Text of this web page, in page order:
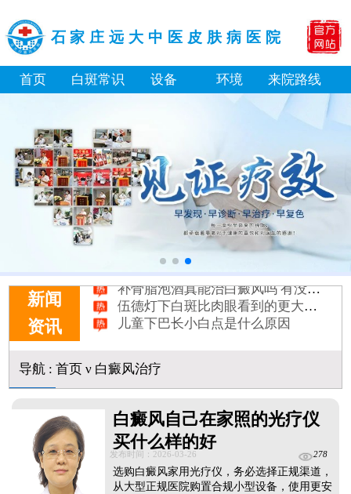
石家庄远大中医皮肤病医院
首页 白斑常识 设备 环境 来院路线
新闻
资讯
补骨脂泡酒真能治白癜风吗 有没有副作用
伍德灯下白斑比肉眼看到的更大正常吗
儿童下巴长小白点是什么原因
芦可替尼和他克莫司哪个治白癜风好
白斑摸着光滑边界清晰有可能是哪种皮肤病
白癜风长期用激素药膏会有副作用吗
脸上长了小白点是什么情况
白癜风用芦可替尼乳膏多久能恢复正常色
导航: 首页ν 白癜风治疗
白癜风自己在家照的光疗仪
买什么样的好
发布时间：2026-03-26 278
选购白癜风家用光疗仪，务必选择正规渠道，
从大型正规医院购置合规小型设备，使用更安